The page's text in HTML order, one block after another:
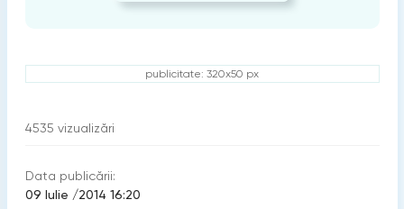
publicitate: 320x50 px
4535 vizualizări
Data publicării:
09 Iulie /2014 16:20